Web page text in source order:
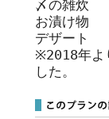
〆の雑炊
お漬け物
デザート
※2018年よ
した。